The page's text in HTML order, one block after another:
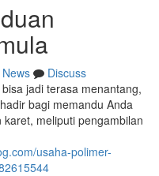
News
Discuss
jadi terasa menantang,
bagi memandu Anda
meliputi pengambilan
usaha-polimer-